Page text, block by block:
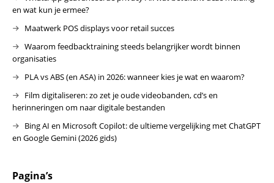
en wat kun je ermee?
Maatwerk POS displays voor retail succes
Waarom feedbacktraining steeds belangrijker wordt binnen
organisaties
PLA vs ABS (en ASA) in 2026: wanneer kies je wat en waarom?
Film digitaliseren: zo zet je oude videobanden, cd’s en
herinneringen om naar digitale bestanden
Bing AI en Microsoft Copilot: de ultieme vergelijking met ChatGPT
en Google Gemini (2026 gids)
Pagina’s